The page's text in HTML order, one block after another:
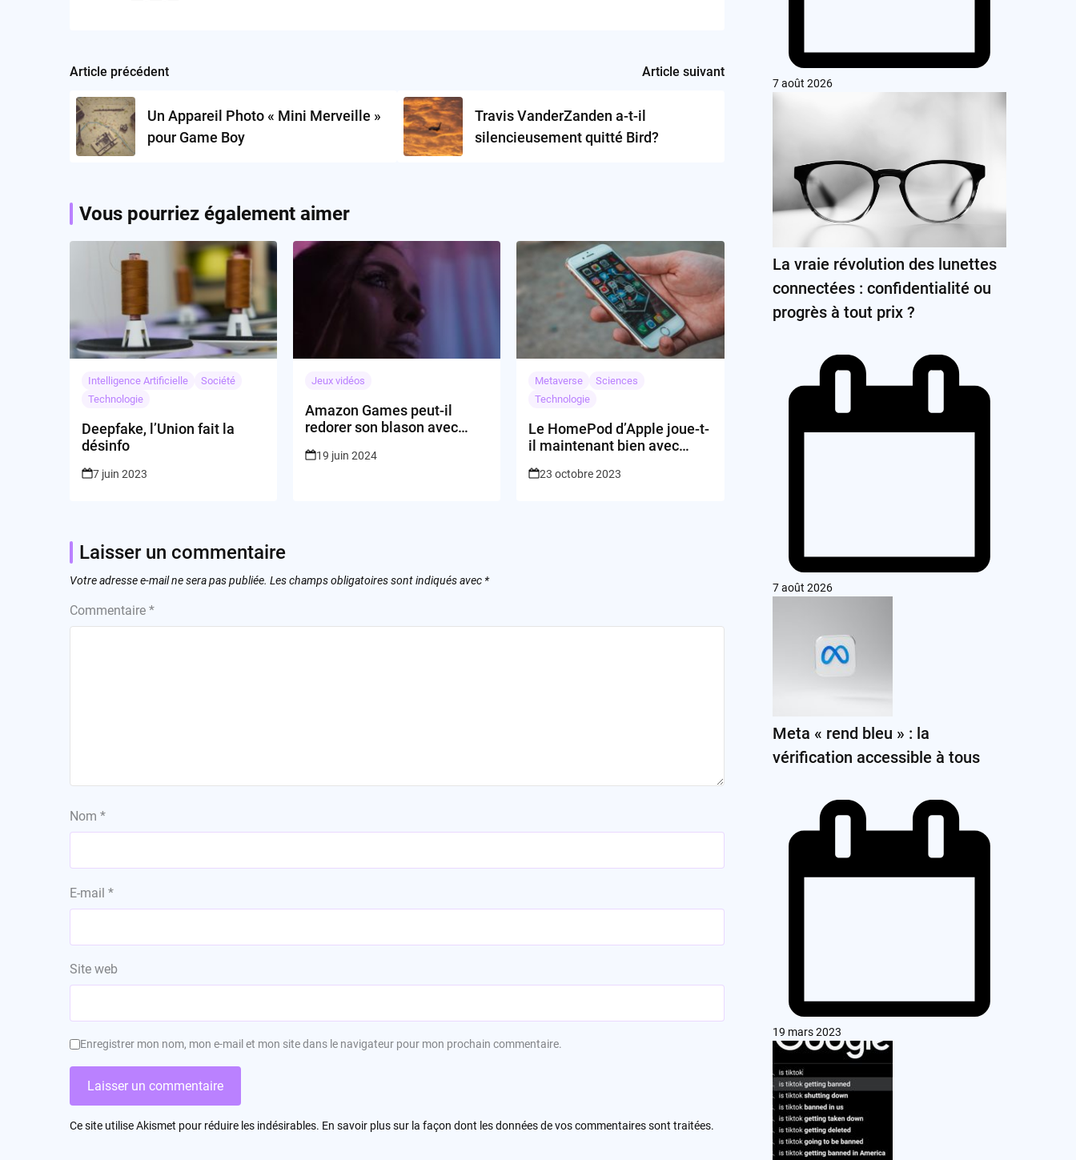
Post
navigation
Article précédent
Un Appareil Photo « Mini Merveille »
pour Game Boy
Article suivant
Travis VanderZanden a-t-il
silencieusement quitté Bird?
Vous pourriez également aimer
Intelligence Artificielle
Société
Technologie
Deepfake, l’Union fait la
désinfo
7 juin 2023
Jeux vidéos
Amazon Games peut-il
redorer son blason avec
19 juin 2024
Metaverse
Sciences
Technologie
Le HomePod d’Apple joue-t-
il maintenant bien avec
23 octobre 2023
Laisser un commentaire
Votre adresse e-mail ne sera pas publiée. Les champs obligatoires sont indiqués avec *
Commentaire *
Nom *
E-mail *
Site web
Enregistrer mon nom, mon e-mail et mon site dans le navigateur pour mon prochain commentaire.
Ce site utilise Akismet pour réduire les indésirables. En savoir plus sur la façon dont les données de vos commentaires sont traitées.
7 août 2026
La vraie révolution des lunettes
connectées : confidentialité ou
progrès à tout prix ?
7 août 2026
Meta « rend bleu » : la
vérification accessible à tous
19 mars 2023